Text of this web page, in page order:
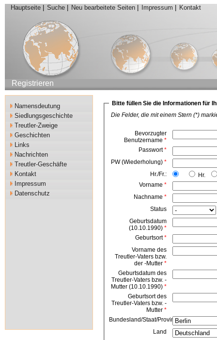
Hauptseite Suche Neu bearbeitete Seiten Impressum Kontakt
Registrieren
Namensdeutung
Siedlungsgeschichte
Treutler-Zweige
Geschichten
Links
Nachrichten
Treutler-Geschäfte
Kontakt
Impressum
Datenschutz
Bitte füllen Sie die Informationen für
Die Felder, die mit einem Stern (*)
Bevorzugter
Benutzername *
Passwort*
PW (Wiederholung) *
Hr./Fr.:
Hr.
Vorname *
Nachname *
Status
Geburtsdatum
(10.10.1990) *
Geburtsort*
Vorname des
Treutler-Vaters bzw.
der -Mutter *
Geburtsdatum des
Treutler-Vaters bzw. -
Mutter (10.10.1990) *
Geburtsort des
Treutler-Vaters bzw. -
Mutter *
Bundesland/Staat/Provinz
Land